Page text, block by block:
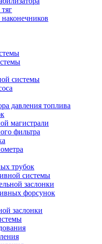
системы
давления топлива
магистрали
фильтра
трубок
системы
заслонки
форсунок
заслонки